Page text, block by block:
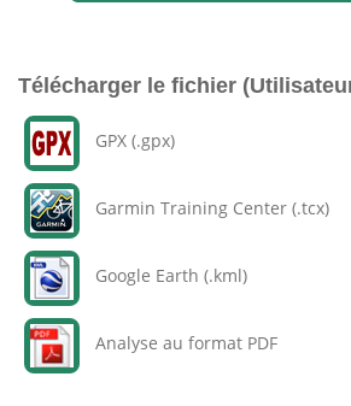
Télécharger le fichier
GPX (.gpx)
Garmin Training Center (.tcx)
Google Earth (.kml)
Analyse au format PDF